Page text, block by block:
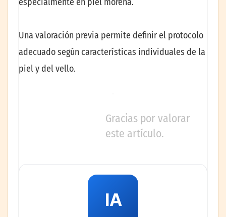
Una valoración previa permite definir el protocolo
adecuado según características individuales de la
piel y del vello.
Gracias por valorar
este artículo.
IA